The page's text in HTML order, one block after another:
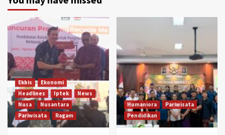
Ekbis
Ekonomi
Headlines
Iptek
News
Nusa
Nusantara
Pariwisata
Ragam
Humaniora
Pariwisata
Pendidikan